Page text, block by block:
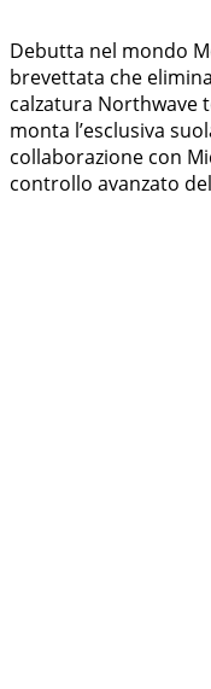
Debutta nel mondo
brevettata che
calzatura Northwave
monta l’esclusiva
collaborazione con
controllo avanzato